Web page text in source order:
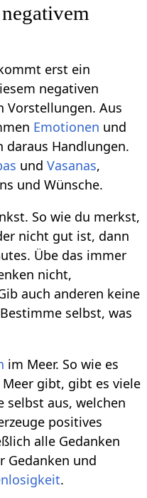
erst ein
negativen
Vorstellungen. Aus
Emotionen und
daraus Handlungen.
undVasanas,
und Wünsche.
So wie du merkst,
nicht gut ist, dann
Übe das immer
nicht,
auch anderen keine
selbst, was
im Meer. So wie es
gibt, gibt es viele
selbst aus, welchen
positives
alle Gedanken
Gedanken und
.